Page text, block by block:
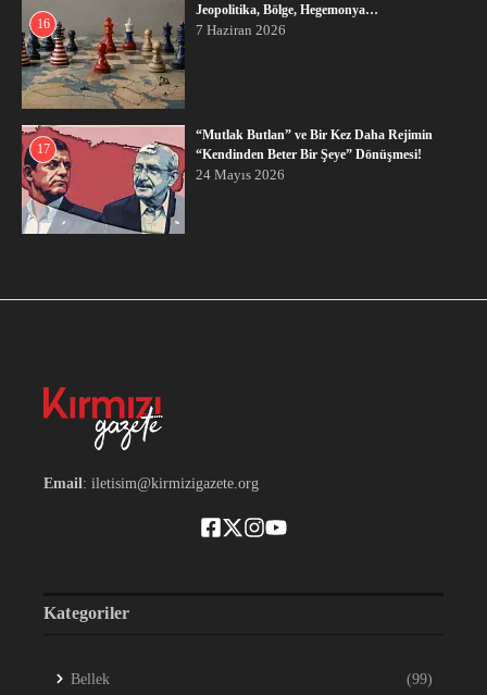
16
Jeopolitika, Bölge, Hegemonya…
7 Haziran 2026
17
“Mutlak Butlan” ve Bir Kez Daha Rejimin
“Kendinden Beter Bir Şeye” Dönüşmesi!
24 Mayıs 2026
Email: iletisim@kirmizigazete.org
Kategoriler
Bellek (99)